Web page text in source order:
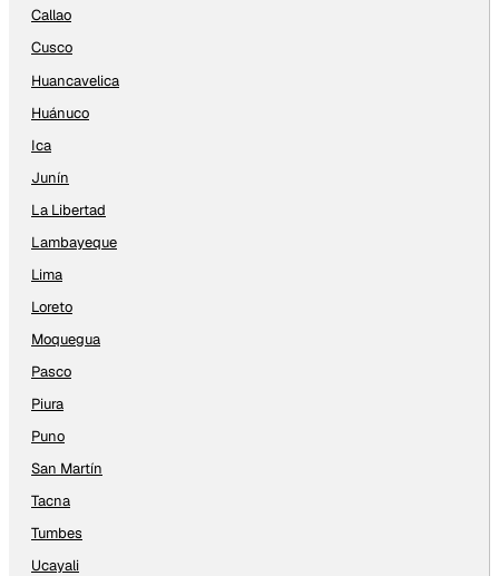
Callao
Cusco
Huancavelica
Huánuco
Ica
Junín
La Libertad
Lambayeque
Lima
Loreto
Moquegua
Pasco
Piura
Puno
San Martín
Tacna
Tumbes
Ucayali